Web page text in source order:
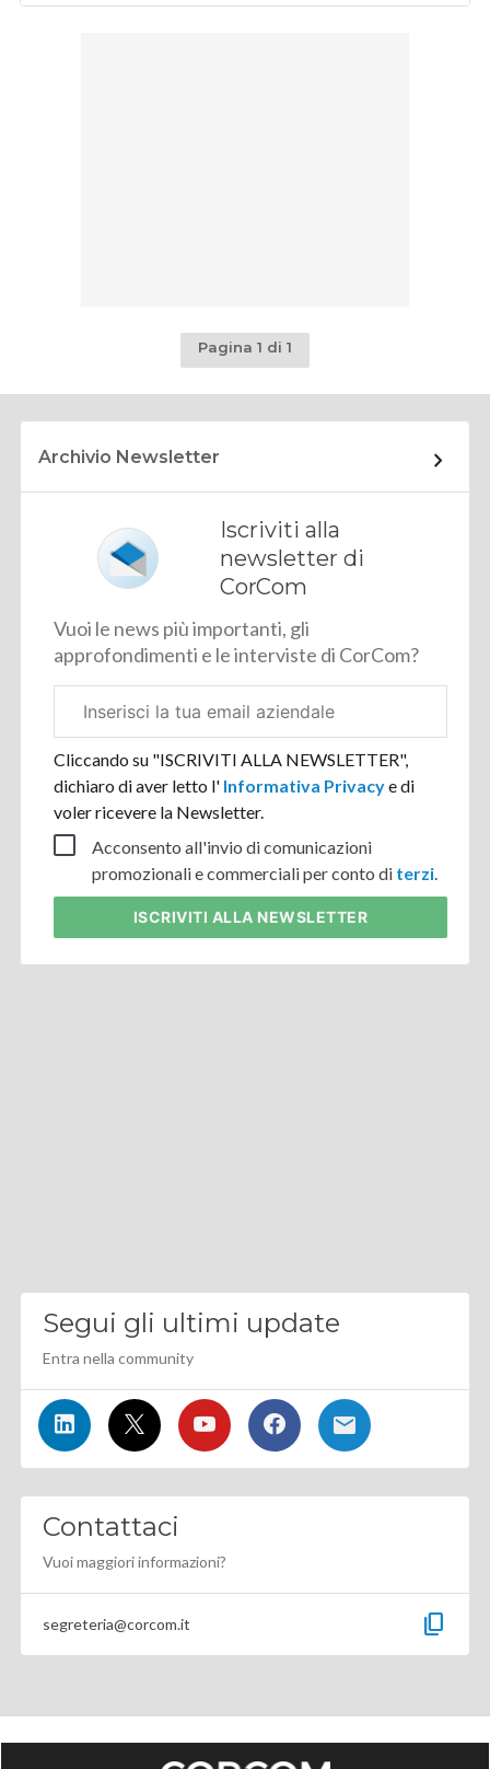
Pagina 1 di 1
Archivio Newsletter
Iscriviti alla
newsletter di
CorCom
Vuoi le news più importanti, gli
approfondimenti e le interviste di CorCom?
aziendale
Cliccando su "ISCRIVITI ALLA NEWSLETTER",
dichiaro di aver letto l' Informativa Privacye di
voler ricevere la Newsletter.
Acconsento all'invio di comunicazioni
promozionali e commerciali per conto di terzi.
ISCRIVITI ALLA NEWSLETTER
Segui gli ultimi update
Entra nella community
Contattaci
Vuoi maggiori informazioni?
segreteria@corcom.it content_copy